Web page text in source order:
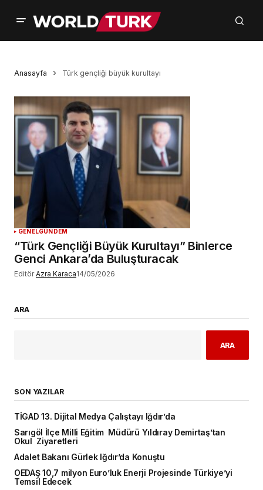
Anasayfa Türk gençliği büyük kurultayı
GENELGÜNDEM
“Türk Gençliği Büyük Kurultayı” Binlerce
Genci Ankara’da Buluşturacak
Editör Azra Karaca14/05/2026
ARA
ARA
SON YAZILAR
TİGAD 13. Dijital Medya Çalıştayı Iğdır’da
Sarıgöl İlçe Milli Eğitim Müdürü Yıldıray Demirtaş’tan
Okul Ziyaretleri
Adalet Bakanı Gürlek Iğdır’da Konuştu
OEDAŞ 10,7 milyon Euro’luk Enerji Projesinde Türkiye’yi
Temsil Edecek